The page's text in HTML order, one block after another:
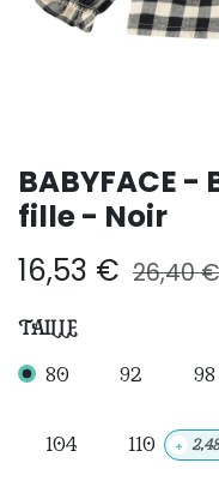
BABYFACE
fille - Noir
16,53 € 26,40€
TAILLE
80 92 98
104 110 + 2,48